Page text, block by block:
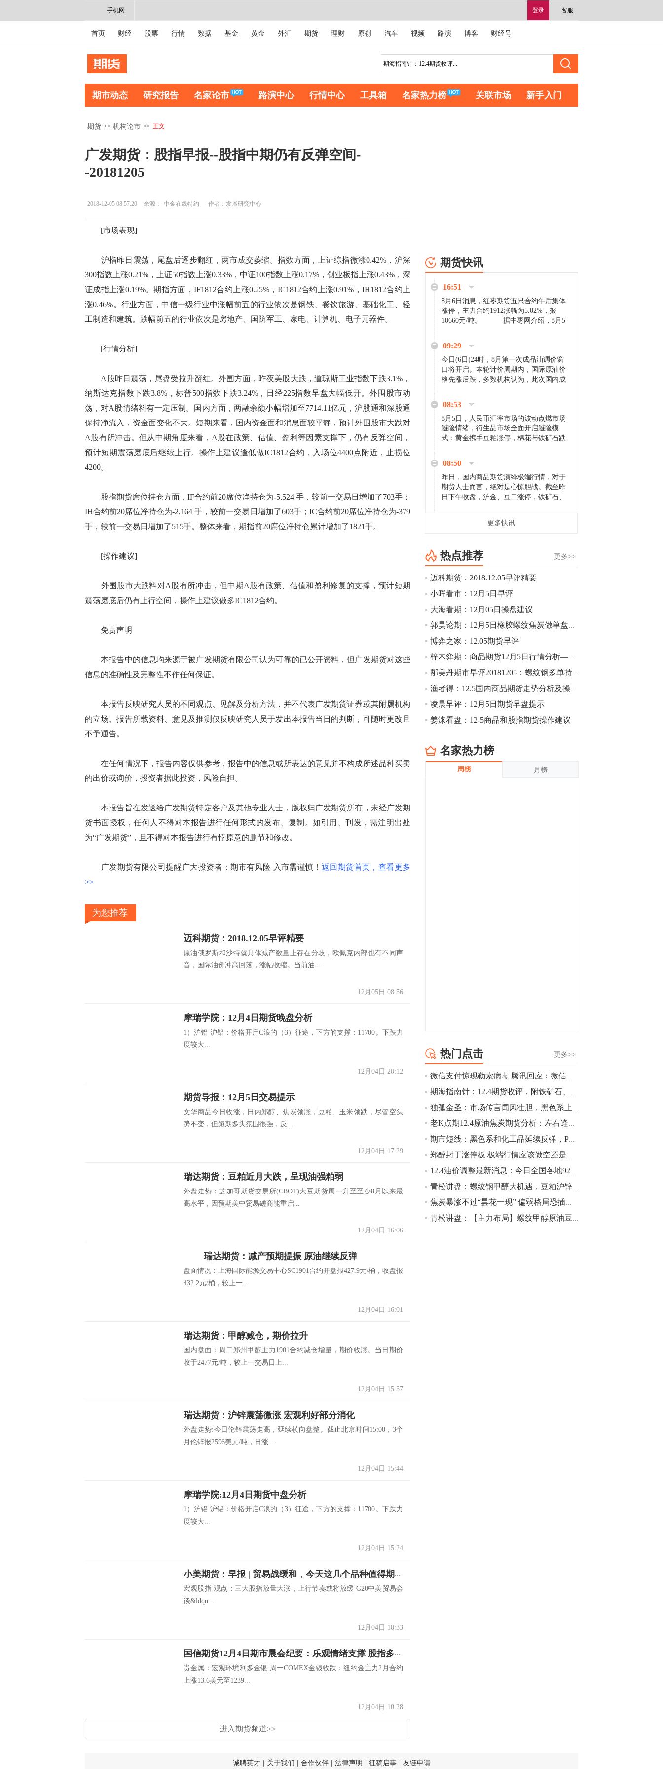
登录 客服
手机网
首页 财经 股票 行情 数据 基金 黄金 外汇 期货 理财 原创 汽车 视频 路演 博客 财经号
期市动态 研究报告 名家论市 路演中心 行情中心 工具箱 名家热力榜 关联市场 新手入门
期货 >> 机构论市 >> 正文
广发期货：股指早报--股指中期仍有反弹空间-
-20181205
2018-12-05 08:57:20 来源： 中金在线特约 作者：发展研究中心
[市场表现]
沪指昨日震荡，尾盘后逐步翻红，两市成交萎缩。指数方面，上证综指微涨0.42%，沪深
300指数上涨0.21%，上证50指数上涨0.33%，中证100指数上涨0.17%，创业板指上涨0.43%，深
证成指上涨0.19%。期指方面，IF1812合约上涨0.25%，IC1812合约上涨0.91%，IH1812合约上
涨0.46%。行业方面，中信一级行业中涨幅前五的行业依次是钢铁、餐饮旅游、基础化工、轻
工制造和建筑。跌幅前五的行业依次是房地产、国防军工、家电、计算机、电子元器件。
[行情分析]
A股昨日震荡，尾盘受拉升翻红。外围方面，昨夜美股大跌，道琼斯工业指数下跌3.1%，
纳斯达克指数下跌3.8%，标普500指数下跌3.24%，日经225指数早盘大幅低开。外围股市动
荡，对A股情绪料有一定压制。国内方面，两融余额小幅增加至7714.11亿元，沪股通和深股通
保持净流入，资金面变化不大。短期来看，国内资金面和消息面较平静，预计外围股市大跌对
A股有所冲击。但从中期角度来看，A股在政策、估值、盈利等因素支撑下，仍有反弹空间，
预计短期震荡磨底后继续上行。操作上建议逢低做IC1812合约，入场位4400点附近，止损位
4200。
股指期货席位持仓方面，IF合约前20席位净持仓为-5,524 手，较前一交易日增加了703手；
IH合约前20席位净持仓为-2,164 手，较前一交易日增加了603手；IC合约前20席位净持仓为-379
手，较前一交易日增加了515手。整体来看，期指前20席位净持仓累计增加了1821手。
[操作建议]
外围股市大跌料对A股有所冲击，但中期A股有政策、估值和盈利修复的支撑，预计短期
震荡磨底后仍有上行空间，操作上建议做多IC1812合约。
免责声明
本报告中的信息均来源于被广发期货有限公司认为可靠的已公开资料，但广发期货对这些
信息的准确性及完整性不作任何保证。
本报告反映研究人员的不同观点、见解及分析方法，并不代表广发期货证券或其附属机构
的立场。报告所载资料、意见及推测仅反映研究人员于发出本报告当日的判断，可随时更改且
不予通告。
在任何情况下，报告内容仅供参考，报告中的信息或所表达的意见并不构成所述品种买卖
的出价或询价，投资者据此投资，风险自担。
本报告旨在发送给广发期货特定客户及其他专业人士，版权归广发期货所有，未经广发期
货书面授权，任何人不得对本报告进行任何形式的发布、复制。如引用、刊发，需注明出处
为“广发期货”，且不得对本报告进行有悖原意的删节和修改。
广发期货有限公司提醒广大投资者：期市有风险 入市需谨慎！ 返回期货首页，查看更多
>>
为您推荐
迈科期货：2018.12.05早评精要
原油俄罗斯和沙特就具体减产数量上存在分歧，欧佩克内部也有不同声
音，国际油价冲高回落，涨幅收缩。当前油...
12月05日 08:56
摩瑞学院：12月4日期货晚盘分析
1）沪铝 沪铝：价格开启C浪的（3）征途，下方的支撑：11700。下跌力
度较大...
12月04日 20:12
期货导报：12月5日交易提示
文华商品今日收涨，日内郑醇、焦炭领涨，豆粕、玉米领跌，尽管空头
势不变，但短期多头氛围很强，反...
12月04日 17:29
瑞达期货：豆粕近月大跌，呈现油强粕弱
外盘走势：芝加哥期货交易所(CBOT)大豆期货周一升至至少8月以来最
高水平，因预期美中贸易磋商能重启...
12月04日 16:06
瑞达期货：减产预期提振 原油继续反弹
盘面情况：上海国际能源交易中心SC1901合约开盘报427.9元/桶，收盘报
432.2元/桶，较上一...
12月04日 16:01
瑞达期货：甲醇减仓，期价拉升
国内盘面：周二郑州甲醇主力1901合约减仓增量，期价收涨。当日期价
收于2477元/吨，较上一交易日上...
12月04日 15:57
瑞达期货：沪锌震荡微涨 宏观利好部分消化
外盘走势:今日伦锌震荡走高，延续横向盘整。截止北京时间15:00，3个
月伦锌报2596美元/吨，日涨...
12月04日 15:44
摩瑞学院:12月4日期货中盘分析
1）沪铝 沪铝：价格开启C浪的（3）征途，下方的支撑：11700。下跌力
度较大...
12月04日 15:24
小美期货：早报 | 贸易战缓和，今天这几个品种值得期待
宏观股指 观点：三大股指放量大涨，上行节奏或将放缓 G20中美贸易会
谈&ldqu...
12月04日 10:33
国信期货12月4日期市晨会纪要：乐观情绪支撑 股指多单轻仓
贵金属：宏观环境利多金银 周一COMEX金银收跌：纽约金主力2月合约
上涨13.6美元至1239...
12月04日 10:28
进入期货频道>>
期货快讯
16:51
8月6日消息，红枣期货五只合约午后集体
涨停，主力合约1912涨幅为5.02%，报
10660元/吨。 据中枣网介绍，8月5
家好货依旧惜售挺...
09:29
今日(6日)24时，8月第一次成品油调价窗
口将开启。本轮计价周期内，国际原油价
格先涨后跌，多数机构认为，此次国内成
08:53
8月5日，人民币汇率市场的波动点燃市场
避险情绪，衍生品市场全面开启避险模
式：黄金携手豆粕涨停，棉花与铁矿石跌
场来看，汇率波动...
08:50
昨日，国内商品期货演绎极端行情，对于
期货人士而言，绝对是心惊胆战。截至昨
日下午收盘，沪金、豆二涨停，铁矿石、
[imgnobrwh] src=...
跌幅达6%，报689.5元/吨，刷新近两个月
低位。
14:20
方正有色研究团队：高度重视贵金属的阶
段性机会。自年初以来沪金上涨16.93%，
立涨势，白银将开启补涨，且涨幅超过黄
金，金银比有望高位回归。
13:55
豆二期货主力合约涨停，涨幅达3.98%，报
CBOT大豆期货市场上涨，11月期约收高
影响，夜盘连粕高位窄幅震荡，建议短线
操作为主。 ...
13:54
8月5日消息，内外盘贵金属强劲走升，沪
金主力合约涨停，涨幅3.99%，报334.00
幅扩大至4.4%。
10:43
【行情】芝加哥11月大豆期货跌0.4%，12
月玉米期货跌1%。
10:43
【行情】油脂油料期货表现抢眼，豆二期
2.5%，棕榈油涨近2%，菜粕涨1.54%。
10:17
【研报精选】国内期货机构对8月5日的原
油期货走势预测
更多快讯
更多>>
热点推荐
迈科期货：2018.12.05早评精要
小晖看市：12月5日早评
大海看期：12月05日操盘建议
郭昊论期：12月5日橡胶螺纹焦炭做单盘前观点
博弈之家：12.05期货早评
梓木弈期：商品期货12月5日行情分析—热门品种跟踪点评
邴美丹期市早评20181205：螺纹钢多单持有
渔者得：12.5国内商品期货走势分析及操作建议
凌晨早评：12月5日期货早盘提示
姜涞看盘：12-5商品和股指期货操作建议
名家热力榜
周榜 月榜
更多>>
热门点击
微信支付惊现勒索病毒 腾讯回应：微信用户财产和账户安全不受任何威胁
期海指南针：12.4期货收评，附铁矿石、纸浆操作建议
独孤金圣：市场传言闻风壮胆，黑色系上涨似强非强
老K点期12.4原油焦炭期货分析：左右逢源待涅槃，OPEC大会一锤定音
期市短线：黑色系和化工品延续反弹，PTA上攻6000关口
郑醇封于涨停板 极端行情应该做空还是抄底做多？
12.4油价调整最新消息：今日全国各地92号汽油价格查询一览
青松讲盘：螺纹钢甲醇大机遇，豆粕沪锌新的展望
焦炭暴涨不过“昙花一现” 偏弱格局恐插翅难逃！
青松讲盘：【主力布局】螺纹甲醇原油豆粕焦炭等12月5日操作建议
诚聘英才 关于我们 合作伙伴 法律声明 征稿启事 友链申请